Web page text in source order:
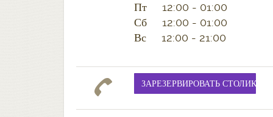
Пт 12:00 - 01:00
Сб 12:00 - 01:00
Вс 12:00 - 21:00